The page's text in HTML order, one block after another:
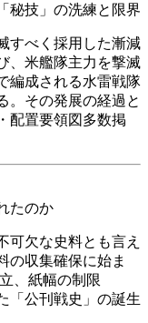
秘技」の洗練と限界
すべく採用した漸減
、米艦隊主力を撃滅
編成される水雷戦隊
。その発展の経過と
配置要領図多数掲
たのか
可欠な史料とも言え
の収集確保に始ま
、紙幅の制限
「公刊戦史」の誕生